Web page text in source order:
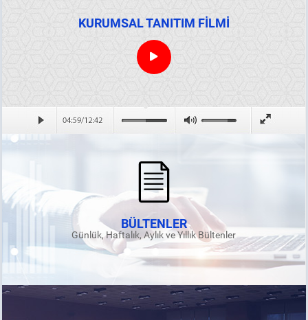
KURUMSAL TANITIM FİLMİ
BÜLTENLER
Günlük, Haftalık, Aylık ve Yıllık Bültenler